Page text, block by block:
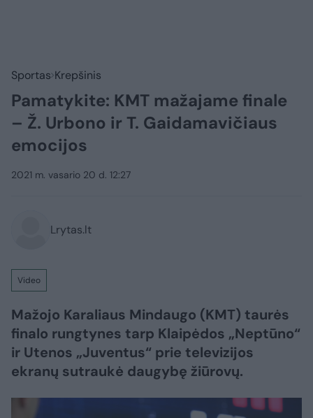
Sportas Krepšinis
Pamatykite: KMT mažajame finale
– Ž. Urbono ir T. Gaidamavičiaus
emocijos
2021 m. vasario 20 d. 12:27
Lrytas.lt
Video
Mažojo Karaliaus Mindaugo (KMT) taurės
finalo rungtynes tarp Klaipėdos „Neptūno“
ir Utenos „Juventus“ prie televizijos
ekranų sutraukė daugybę žiūrovų.